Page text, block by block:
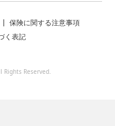
保険に関する注意事項
く表記
Rights Reserved.